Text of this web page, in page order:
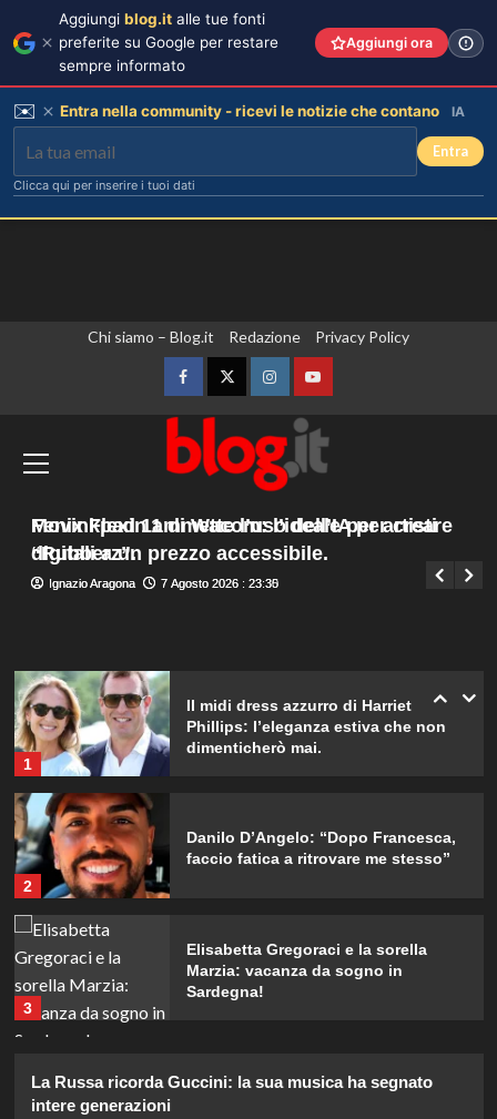
Chi siamo – Blog.it Redazione Privacy Policy
FacebookTwitterInstagramYouTube
principale
L’Ambasciata d’Italia a Praga apre le
porte per celebrare gli ottant’anni della
Giuseppe Recca 7 Agosto 2026 : 19:55
Fenix Flexin ammette l’uso dell’IA per creare
“Rubberz”.
Ignazio Aragona 7 Agosto 2026 : 23:35
Movinkpad 11 di Wacom: l’ideale per artisti
digitali a un prezzo accessibile.
Ignazio Aragona 7 Agosto 2026 : 23:30
Elisabetta Gregoraci e la sorella
Marzia: vacanza da sogno in
Sardegna!
Tradimenti di Benjamin Mascolo:
Bella Thorne rivela i segreti nascosti
Dove Cameron in Italia: vacanze da
1
Il midi dress azzurro di Harriet
Phillips: l’eleganza estiva che non
dimenticherò mai.
2
Danilo D’Angelo: “Dopo Francesca,
faccio fatica a ritrovare me stesso”
3
Elisabetta Gregoraci e la sorella
Marzia: vacanza da sogno in
Sardegna!
Bella Thorne rivela i segreti nascosti
La Russa ricorda Guccini: la sua musica ha segnato
intere generazioni
Aggiungi blog.it alle tue fonti
preferite su Google per restare
sempre informato
Aggiungi ora
✉️ Entra nella community - ricevi le notizie che contano IA
Entra
Clicca qui per inserire i tuoi dati